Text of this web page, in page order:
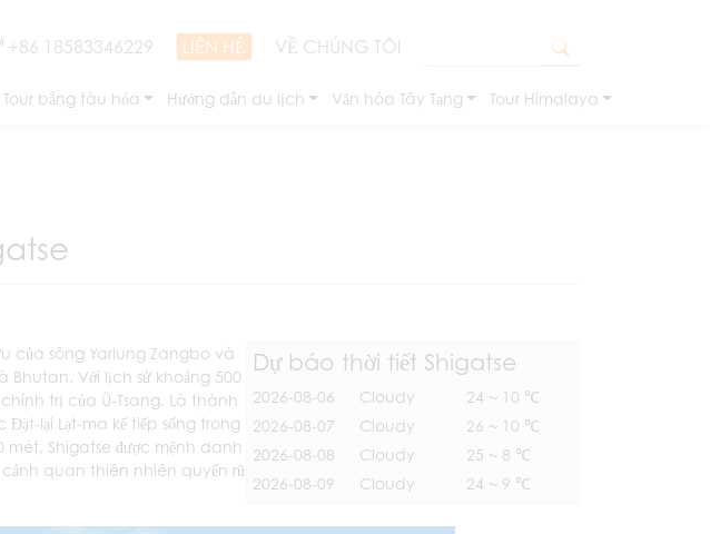
+86 18583346229 LIÊN HỆ VỀ CHÚNG TÔI
Tour bằng tàu hỏa Hướng dẫn du lịch Văn hóa Tây Tạng Tour Himalaya
Dự báo thời tiết Shigatse
2026-08-06 Cloudy
24 ~ 10 ℃
2026-08-07
Cloudy
26 ~ 10 ℃
2026-08-08
Cloudy
25 ~ 8 ℃
2026-08-09
Cloudy 24 ~ 9 ℃
của sông Yarlung Zangbo và
Với lịch sử khoảng 500
trị của Ü‑Tsang. Là thành
lại Lạt-ma kế tiếp sống trong
Shigatse được mệnh danh
quan thiên nhiên quyến rũ